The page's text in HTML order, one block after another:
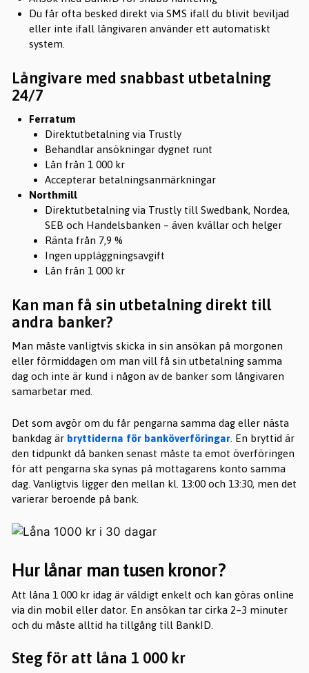
Du får ofta besked direkt via SMS ifall du blivit beviljad
eller inte ifall långivaren använder ett automatiskt
system.
Långivare med snabbast utbetalning
24/7
Ferratum
Direktutbetalning via Trustly
Behandlar ansökningar dygnet runt
Lån från 1 000 kr
Accepterar betalningsanmärkningar
Northmill
Direktutbetalning via Trustly till Swedbank, Nordea,
SEB och Handelsbanken – även kvällar och helger
Ränta från 7,9 %
Ingen uppläggningsavgift
Lån från 1 000 kr
Kan man få sin utbetalning direkt till
andra banker?
Man måste vanligtvis skicka in sin ansökan på morgonen
eller förmiddagen om man vill få sin utbetalning samma
dag och inte är kund i någon av de banker som långivaren
samarbetar med.
Det som avgör om du får pengarna samma dag eller nästa
bankdag är bryttiderna för banköverföringar. En bryttid är
den tidpunkt då banken senast måste ta emot överföringen
för att pengarna ska synas på mottagarens konto samma
dag. Vanligtvis ligger den mellan kl. 13:00 och 13:30, men det
varierar beroende på bank.
Hur lånar man tusen kronor?
Att låna 1 000 kr idag är väldigt enkelt och kan göras online
via din mobil eller dator. En ansökan tar cirka 2–3 minuter
och du måste alltid ha tillgång till BankID.
Steg för att låna 1 000 kr